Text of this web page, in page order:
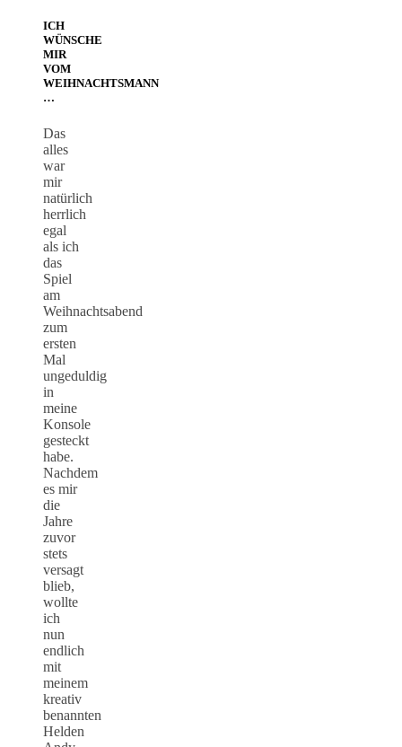
ICH
WÜNSCHE
MIR
VOM
WEIHNACHTSMANN
…
Das
alles
war
mir
natürlich
herrlich
egal
als ich
das
Spiel
am
Weihnachtsabend
zum
ersten
Mal
ungeduldig
in
meine
Konsole
gesteckt
habe.
Nachdem
es mir
die
Jahre
zuvor
stets
versagt
blieb,
wollte
ich
nun
endlich
mit
meinem
kreativ
benannten
Helden